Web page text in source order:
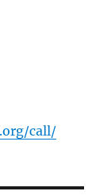
call/